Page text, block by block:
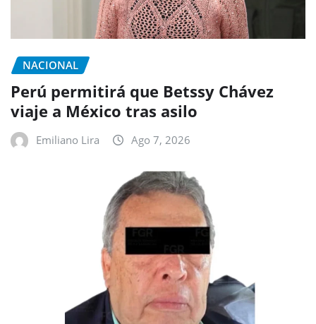
NACIONAL
Perú permitirá que Betssy Chávez
viaje a México tras asilo
Emiliano Lira Ago 7, 2026